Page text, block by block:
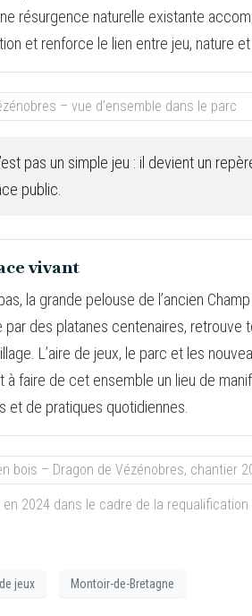
résurgence naturelle existante
et renforce le lien entre jeu, nature et
pas un simple jeu : il devient un
public.
vivant
la grande pelouse de l’ancien
par des platanes centenaires, retrouve
L’aire de jeux, le parc et les
à faire de cet ensemble un lieu de
et de pratiques quotidiennes.
2024 dans le cadre de la
jeux Montoir-de-Bretagne